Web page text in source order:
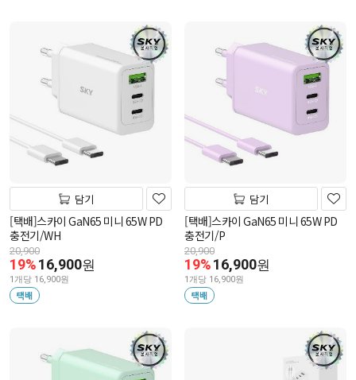
담기
[택배]스카이 GaN65 미니 65W PD
충전기/WH
20,900
19%16,900원
1개당 16,900원
택배
담기
[택배]스카이 GaN65 미니 65W PD
충전기/P
20,900
19%16,900원
1개당 16,900원
택배